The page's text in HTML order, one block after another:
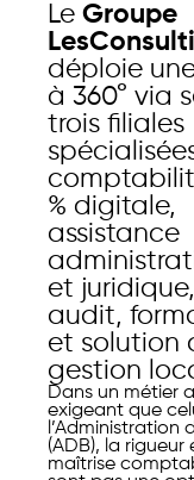
Le Groupe
déploie
à 360° via
trois filiales
% digitale,
assistance
et juridique,
audit,
et solution
gestion
Dans un métier
exigeant que
l’Administration
(ADB), la rigueur
maîtrise